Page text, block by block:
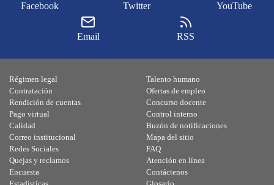
Facebook Twitter YouTube
Email RSS
Régimen legal
Contratación
Rendición de cuentas
Pago virtual
Calidad
Talento humano
Ofertas de empleo
Concurso docente
Control interno
Buzón de notificaciones
Correo institucional
Redes Sociales
Quejas y reclamos
Encuesta
Mapa del sitio
FAQ
Atención en línea
Contáctenos